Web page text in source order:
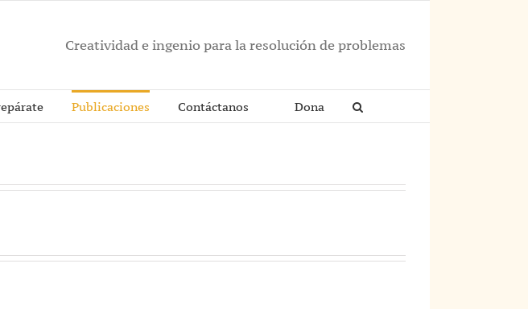
Creatividad e ingenio para la resolución de problemas
Publicaciones Contáctanos Dona